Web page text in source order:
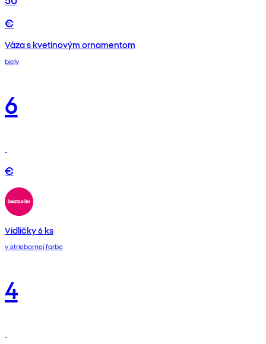
€
Váza s kvetinovým ornamentom
biely
6
€
Vidličky 6 ks
v striebornej farbe
4